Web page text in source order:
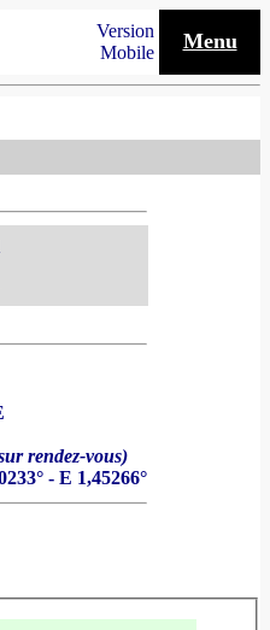
Version
Mobile
Menu
rendez-vous)
- E 1,45266°